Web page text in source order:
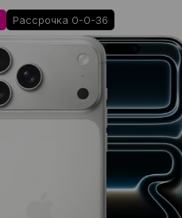
Рассрочка 0-0-36